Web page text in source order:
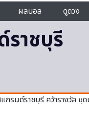
ผลบอล ดูดวง
าชบุรี